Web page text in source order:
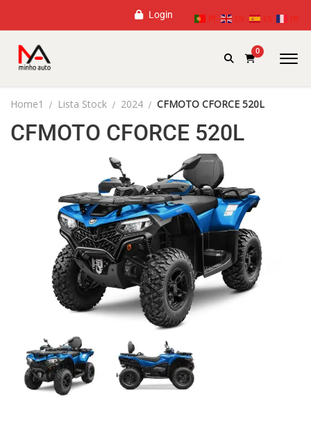
Login
0
Home1 Lista Stock 2024 CFMOTO CFORCE 520L
CFMOTO CFORCE 520L
PT EN ES FR